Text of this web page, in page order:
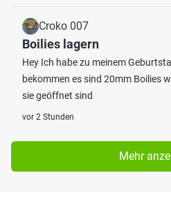
Croko 007
Boilies lagern
Hey Ich habe zu meinem
bekommen es sind 20mm Boilies
sie geöffnet sind
vor 2 Stunden
Mehr